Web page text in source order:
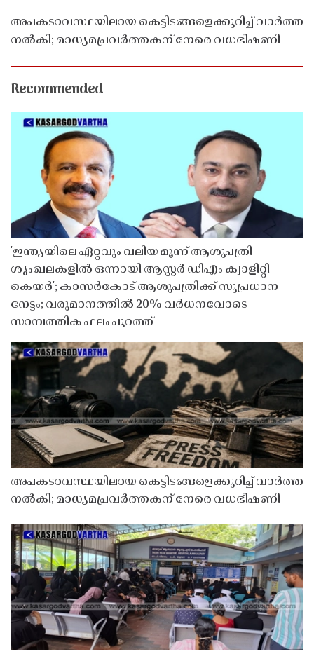
അപകടാവസ്ഥയിലായ കെട്ടിടങ്ങളെക്കുറിച്ച് വാർത്ത
നൽകി; മാധ്യമപ്രവർത്തകന് നേരെ വധഭീഷണി
Recommended
'ഇന്ത്യയിലെ ഏറ്റവും വലിയ മൂന്ന് ആശുപത്രി
ശൃംഖലകളിൽ ഒന്നായി ആസ്റ്റർ ഡിഎം ക്വാളിറ്റി
കെയർ'; കാസർകോട് ആശുപത്രിക്ക് സുപ്രധാന
നേട്ടം; വരുമാനത്തിൽ 20% വർധനവോടെ
സാമ്പത്തിക ഫലം പുറത്ത്
അപകടാവസ്ഥയിലായ കെട്ടിടങ്ങളെക്കുറിച്ച് വാർത്ത
നൽകി; മാധ്യമപ്രവർത്തകന് നേരെ വധഭീഷണി